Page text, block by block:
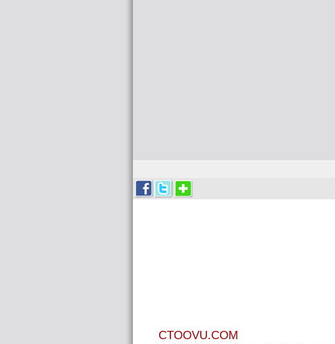
CTOOVU.COM